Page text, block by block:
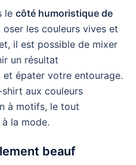
le côté humoristique de
oser les couleurs vives et
il est possible de mixer
un résultat
épater votre entourage.
aux couleurs
à motifs, le tout
la mode.
beauf